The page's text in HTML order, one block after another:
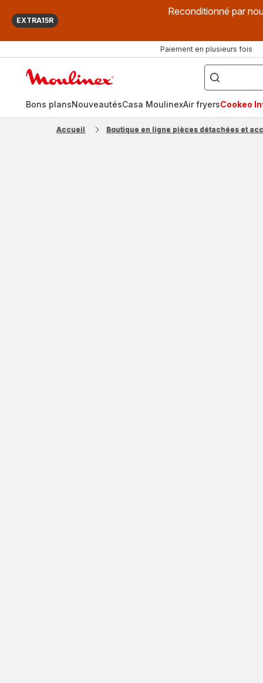
EXTRA15R
Reconditionné par
Paiement en plusieurs fois
["Que
recherchez-
vous
?",
fryer",
"Companion"]
Bons plansNouveautésCasa MoulinexAir fryersCookeo
Accueil Boutique en ligne pièces détachées et